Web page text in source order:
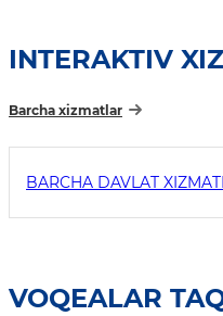
INTERAKTIV
Barcha xizmatlar
BARCHA DAVLAT
VOQEALAR